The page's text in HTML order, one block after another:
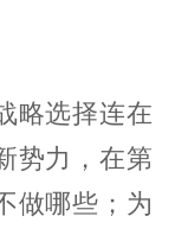
略选择连在
势力，在第
做哪些；为